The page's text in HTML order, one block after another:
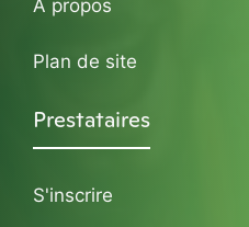
A propos
Plan de site
Prestataires
S'inscrire